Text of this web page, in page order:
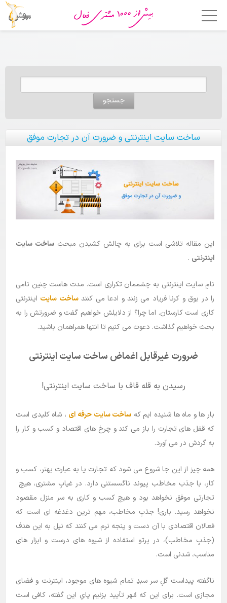
قالب ها
مشتریان ما
بلاگ
جستجو برای:
ساخت سایت اینترنتی و ضرورت آن در تجارت موفق
این مقاله تلاشی است برای به چالش کشیدن مبحثِ ساخت سایت
اینترنتی .
نامِ سایت اینترنتی به چشممان تکراری است. مدت هاست چنین نامی
را در بوق و کرنا فریاد می زنند و ادعا می کنندساخت سایت اینترنتی
کاری است کارستان. اما چرا؟ از دلایلش خواهیم گفت و ضرورتش را به
بحث خواهیم گذاشت. دعوت می کنیم تا انتها همراهمان باشید.
ضرورت غیرقابل اغماض ساخت سایت اینترنتی
رسیدن به قله قاف با ساخت سایت اینترنتی!
بار ها و ماه ها شنیده ایم که ساخت سایت حرفه ای ، شاه کلیدی است
که قفل های تجارت را باز می کند و چرخ هایِ اقتصاد و کسب و کار را
به گردش در می آورد.
همه چیز از این جا شروع می شود که تجارت یا به عبارت بهتر، کسب و
کار، با جذب مخاطب پیوند ناگسستنی دارد. در غیابِ مشتری، هیچ
تجارتی موفق نخواهد بود و هیچ کسب و کاری به سر منزل مقصود
نخواهد رسید. باری! جذبِ مخاطب، مهم ترین دغدغه ای است که
فعالان اقتصادی با آن دست و پنجه نرم می کنند که نیل به این هدف
(جذبِ مخاطب)، در پرتو استفاده از شیوه های درست و ابزار های
مناسب، شدنی است.
ناگفته پیداست گلِ سر سبدِ تمام شیوه های موجود، اینترنت و فضای
مجازی است. برای این که مُهر تأیید بزنیم پایِ این گفته، کافی است